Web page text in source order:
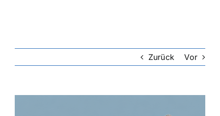
Zurück Vor